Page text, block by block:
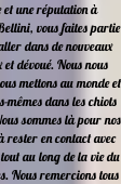
une réputation à
vous faites partie
dans de nouveaux
dévoué. Nous nous
mettons au monde et
mêmes dans les chiots
sommes là pour nos
rester en contact avec
au long de la vie du
Nous remercions tous